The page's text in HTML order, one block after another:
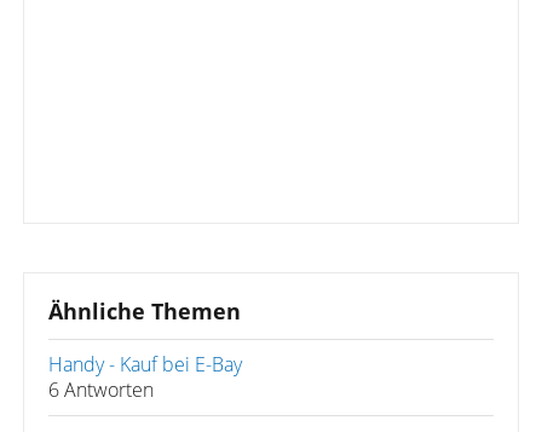
Ähnliche Themen
Handy - Kauf bei E-Bay
6 Antworten